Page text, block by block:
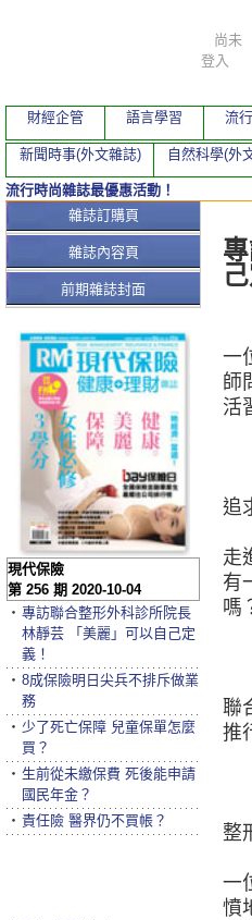
本
一
師
活
追
走
有
嗎
聯
推
整
一
憤
雜誌訂購頁
雜誌內容頁
前期雜誌封面
現代保險
第 256 期 2020-10-04
‧ 專訪聯合整形外科診所院長
林靜芸 「美麗」可以自己定
義！
‧ 8成保險明日尖兵不排斥做業
務
‧ 少了死亡保障 兒童保單怎麼
買？
‧ 生前從未繳保費 死後能申請
國民年金？
‧ 責任險 醫界仍不買帳？
尚未
登入
財經企管 語言學習 流
新聞時事(外文雜誌) 自然科學(外
流行時尚雜誌最優惠活動！